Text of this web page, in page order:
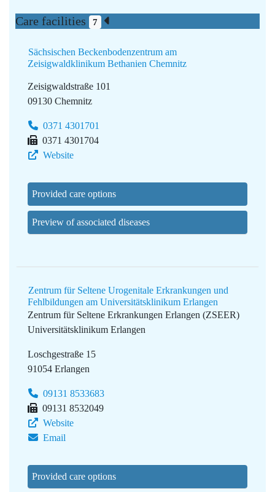
Care facilities 7
Sächsischen Beckenbodenzentrum am
Zeisigwaldklinikum Bethanien Chemnitz
Zeisigwaldstraße 101
09130 Chemnitz
0371 4301701
0371 4301704
Website
Provided care options
Preview of associated diseases
Zentrum für Seltene Urogenitale Erkrankungen und
Fehlbildungen am Universitätsklinikum Erlangen
Zentrum für Seltene Erkrankungen Erlangen (ZSEER)
Universitätsklinikum Erlangen
Loschgestraße 15
91054 Erlangen
09131 8533683
09131 8532049
Website
Email
Provided care options